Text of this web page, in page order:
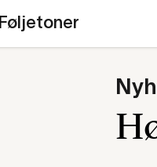
Føljetoner